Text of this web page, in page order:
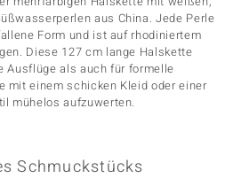
aus China. Jede Perle
Form und ist auf rhodiniertem
Diese 127 cm lange Halskette
Ausflüge als auch für formelle
mit einem schicken Kleid oder einer
mühelos aufzuwerten.
Schmuckstücks